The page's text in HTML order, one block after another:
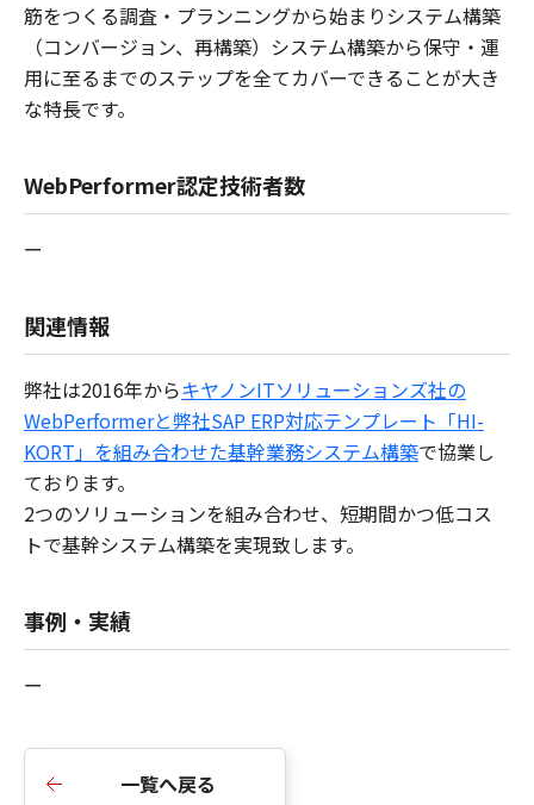
筋をつくる調査・プランニングから始まりシステム構築
（コンバージョン、再構築）システム構築から保守・運
用に至るまでのステップを全てカバーできることが大き
な特長です。
WebPerformer認定技術者数
ー
関連情報
弊社は2016年からキヤノンITソリューションズ社の
WebPerformerと弊社SAP ERP対応テンプレート「HI-
KORT」を組み合わせた基幹業務システム構築で協業し
ております。
2つのソリューションを組み合わせ、短期間かつ低コス
トで基幹システム構築を実現致します。
事例・実績
ー
一覧へ戻る